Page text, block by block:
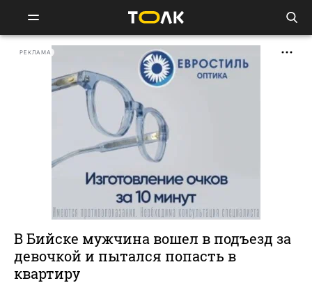
РЕКЛАМА
В Бийске мужчина вошел в подъезд за
девочкой и пытался попасть в
квартиру